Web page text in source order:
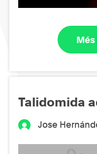
Talidomida
Jose